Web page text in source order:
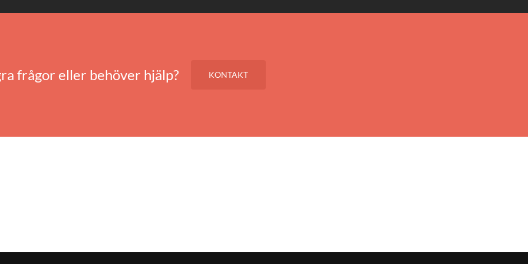
frågor eller behöver hjälp? KONTAKT